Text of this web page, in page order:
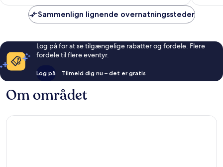
Sammenlign lignende overnatningssteder
Log på for at se tilgængelige rabatter og fordele. Flere
fordele til flere eventyr.
Log på Tilmeld dig nu – det er gratis
Om området